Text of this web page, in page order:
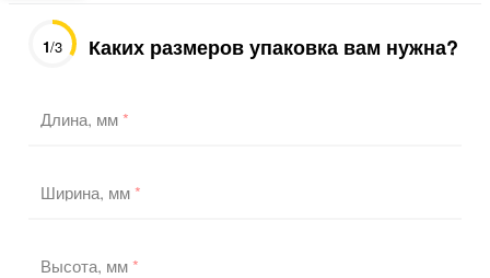
1/3 Каких размеров упаковка вам нужна?
Длина, мм*
Ширина, мм*
Высота, мм*